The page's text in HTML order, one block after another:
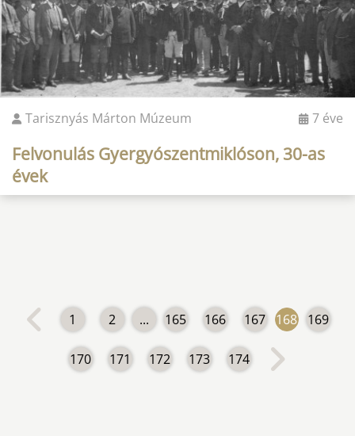
Tarisznyás Márton Múzeum 7 éve
Felvonulás Gyergyószentmiklóson, 30-as
évek
1 2 ... 165 166 167 168 169
170 171 172 173 174